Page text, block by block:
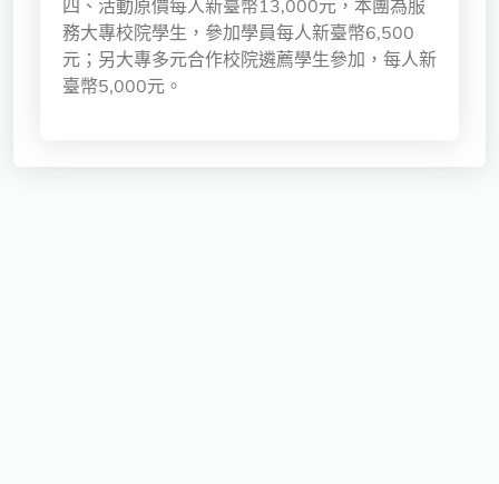
四、活動原價每人新臺幣13,000元，本團為服
務大專校院學生，參加學員每人新臺幣6,500
元；另大專多元合作校院遴薦學生參加，每人新
臺幣5,000元。